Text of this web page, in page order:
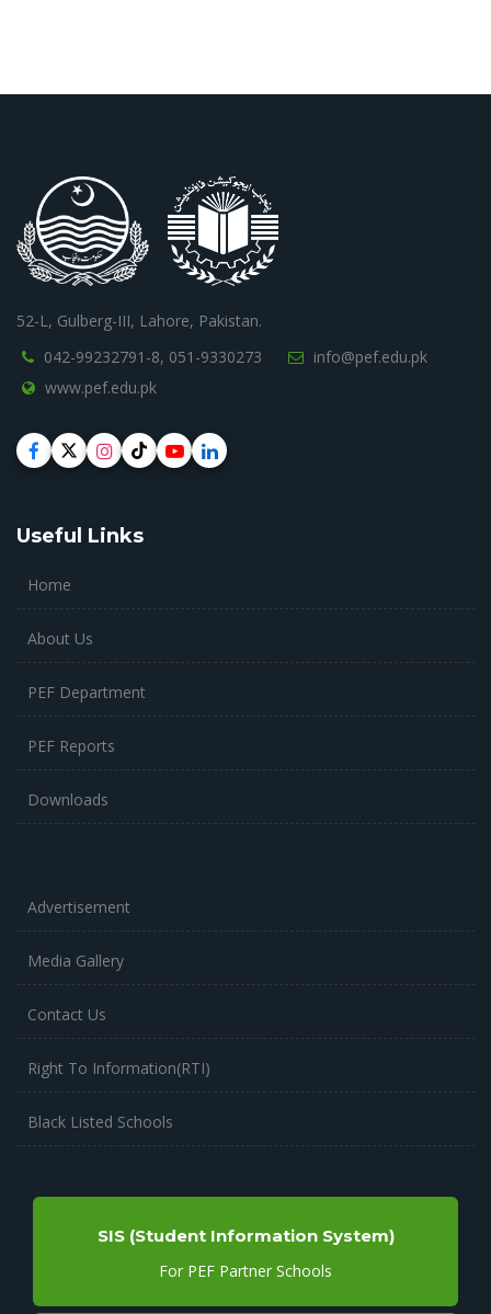
52-L, Gulberg-III, Lahore, Pakistan.
042-99232791-8, 051-9330273
info@pef.edu.pk
www.pef.edu.pk
Useful Links
Home
About Us
PEF Department
PEF Reports
Downloads
Advertisement
Media Gallery
Contact Us
Right To Information(RTI)
Black Listed Schools
SIS (Student Information System)
For PEF Partner Schools